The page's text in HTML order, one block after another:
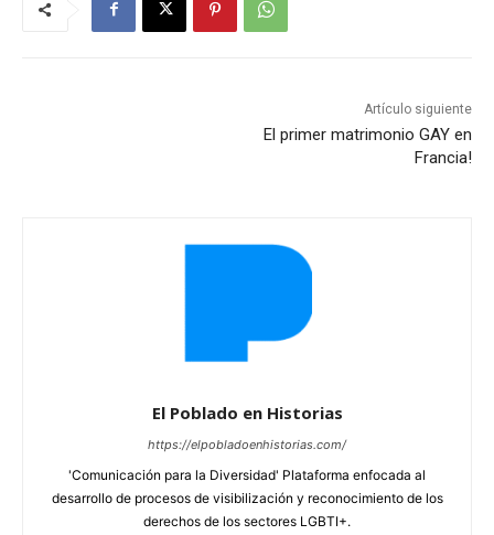
Artículo siguiente
El primer matrimonio GAY en
Francia!
El Poblado en Historias
https://elpobladoenhistorias.com/
'Comunicación para la Diversidad' Plataforma enfocada al
desarrollo de procesos de visibilización y reconocimiento de los
derechos de los sectores LGBTI+.